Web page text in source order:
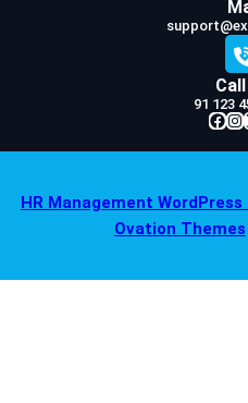
91 123
Facebook Instagram
HR Management WordPress
Ovation Themes